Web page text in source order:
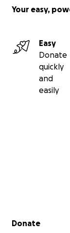
Your easy,
Easy
Donate
quickly
and
easily
Secondary menu
Donate